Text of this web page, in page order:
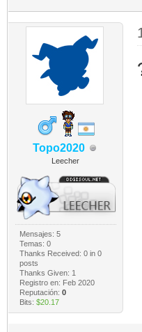
Topo2020
Leecher
Mensajes: 5
Temas: 0
Thanks Received: 0in 0
posts
Thanks Given: 1
Registro en: Feb 2020
Reputación: 0
Bits: $20.17